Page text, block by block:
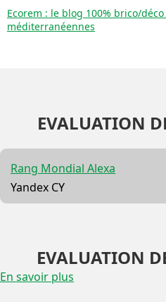
Ecorem : le blog 100% brico/
méditerranéennes
EVALUATION
Rang Mondial Alexa
Yandex CY
EVALUATION
En savoir plus